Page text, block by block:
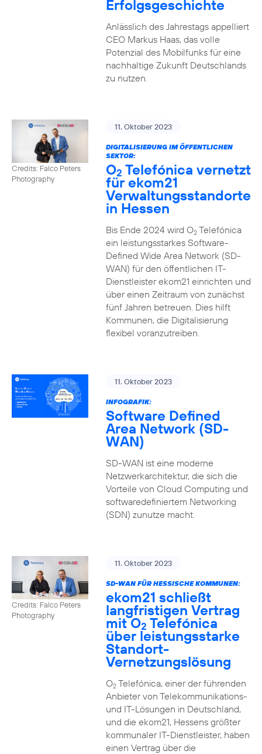
Erfolgsgeschichte
Anlässlich des Jahrestags appelliert
CEO Markus Haas, das volle
Potenzial des Mobilfunks für eine
nachhaltige Zukunft Deutschlands
zu nutzen.
Credits: Falco Peters
Photography
11. Oktober 2023
DIGITALISIERUNG IM ÖFFENTLICHEN
SEKTOR:
O2 Telefónica vernetzt
für ekom21
Verwaltungsstandorte
in Hessen
Bis Ende 2024 wird O2Telefónica
ein leistungsstarkes Software-
Defined Wide Area Network (SD-
WAN) für den öffentlichen IT-
Dienstleister ekom21 einrichten und
über einen Zeitraum von zunächst
fünf Jahren betreuen. Dies hilft
Kommunen, die Digitalisierung
flexibel voranzutreiben.
11. Oktober 2023
INFOGRAFIK:
Software Defined
Area Network (SD-
WAN)
SD-WAN ist eine moderne
Netzwerkarchitektur, die sich die
Vorteile von Cloud Computing und
softwaredefiniertem Networking
(SDN) zunutze macht.
Credits: Falco Peters
Photography
11. Oktober 2023
SD-WAN FÜR HESSISCHE KOMMUNEN:
ekom21 schließt
langfristigen Vertrag
mit O2 Telefónica
über leistungsstarke
Standort-
Vernetzungslösung
O2Telefónica, einer der führenden
Anbieter von Telekommunikations-
und IT-Lösungen in Deutschland,
und die ekom21, Hessens größter
kommunaler IT-Dienstleister, haben
einen Vertrag über die